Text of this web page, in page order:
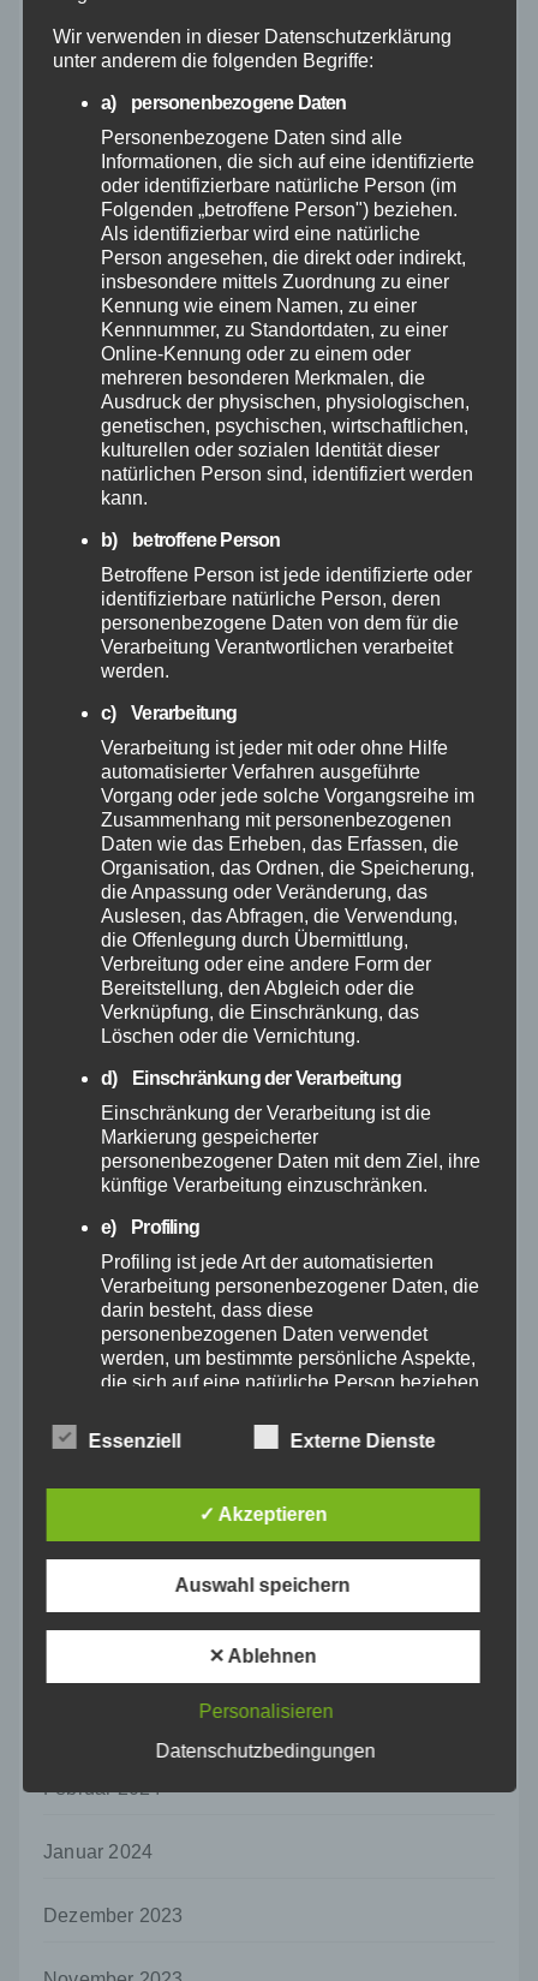
Juni 2026
Mai 2026
April 2026
März 2026
Februar 2026
Januar 2026
Dezember 2025
November 2025
September 2025
August 2025
Juli 2025
Juni 2025
Mai 2025
April 2025
März 2025
Februar 2025
Januar 2025
Dezember 2024
November 2024
Oktober 2024
September 2024
Februar 2024
Januar 2024
Dezember 2023
Wir verwenden in dieser Datenschutzerklärung
unter anderem die folgenden Begriffe:
a) personenbezogene Daten
Personenbezogene Daten sind alle
Informationen, die sich auf eine identifizierte
oder identifizierbare natürliche Person (im
Folgenden „betroffene Person") beziehen.
Als identifizierbar wird eine natürliche
Person angesehen, die direkt oder indirekt,
insbesondere mittels Zuordnung zu einer
Kennung wie einem Namen, zu einer
Kennnummer, zu Standortdaten, zu einer
Online-Kennung oder zu einem oder
mehreren besonderen Merkmalen, die
Ausdruck der physischen, physiologischen,
genetischen, psychischen, wirtschaftlichen,
kulturellen oder sozialen Identität dieser
natürlichen Person sind, identifiziert werden
kann.
b) betroffene Person
Betroffene Person ist jede identifizierte oder
identifizierbare natürliche Person, deren
personenbezogene Daten von dem für die
Verarbeitung Verantwortlichen verarbeitet
werden.
c) Verarbeitung
Verarbeitung ist jeder mit oder ohne Hilfe
automatisierter Verfahren ausgeführte
Vorgang oder jede solche Vorgangsreihe im
Zusammenhang mit personenbezogenen
Daten wie das Erheben, das Erfassen, die
Organisation, das Ordnen, die Speicherung,
die Anpassung oder Veränderung, das
Auslesen, das Abfragen, die Verwendung,
die Offenlegung durch Übermittlung,
Verbreitung oder eine andere Form der
Bereitstellung, den Abgleich oder die
Verknüpfung, die Einschränkung, das
Löschen oder die Vernichtung.
d) Einschränkung der Verarbeitung
Einschränkung der Verarbeitung ist die
Markierung gespeicherter
personenbezogener Daten mit dem Ziel, ihre
künftige Verarbeitung einzuschränken.
e) Profiling
Profiling ist jede Art der automatisierten
Verarbeitung personenbezogener Daten, die
darin besteht, dass diese
personenbezogenen Daten verwendet
werden, um bestimmte persönliche Aspekte,
die sich auf eine natürliche Person beziehen,
bezüglich Arbeitsleistung, wirtschaftlicher
Lage, Gesundheit, persönlicher Vorlieben,
Aufenthaltsort oder Ortswechsel dieser
natürlichen Person zu analysieren oder
f) Pseudonymisierung
Pseudonymisierung ist die Verarbeitung
personenbezogener Daten in einer Weise,
ohne Hinzuziehung zusätzlicher
Informationen nicht mehr einer spezifischen
betroffenen Person zugeordnet werden
Informationen gesondert aufbewahrt werden
Maßnahmen unterliegen, die gewährleisten,
natürlichen Person zugewiesen werden.
Essenziell Externe Dienste
✓ Akzeptieren
Auswahl speichern
✕ Ablehnen
Personalisieren
Datenschutzbedingungen